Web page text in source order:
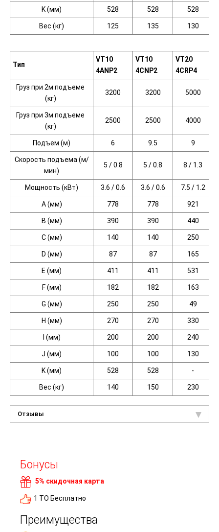
K(мм) 528 528 528
Вес (кг) 125 135 130
Тип
VT10
4ANP2
VT10
4CNP2
VT20
4CRP4
Груз при 2м подъеме
(кг)
3200 3200 5000
Груз при 3м подъеме
(кг)
2500 2500 4000
Подъем (м) 6 9.5 9
Скорость подъема (м/
мин)
5 / 0.8 5 / 0.8 8 / 1.3
Мощность (кВт) 3.6 / 0.6 3.6 / 0.6 7.5 / 1.2
A (мм) 778 778 921
B (мм) 390 390 440
C (мм) 140 140 250
D (мм) 87 87 165
E (мм) 411 411 531
F (мм) 182 182 163
G (мм) 250 250 49
H (мм) 270 270 330
(мм) 200 200 240
J (мм) 100 100 130
K(мм) 528 528 -
Вес (кг) 140 150 230
Отзывы
Бонусы
5% скидочная карта
1 ТО Бесплатно
Преимущества